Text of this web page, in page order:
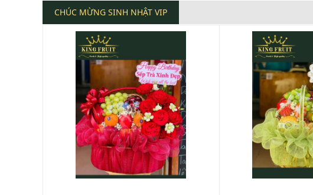
CHÚC MỪNG SINH NHẬT VIP